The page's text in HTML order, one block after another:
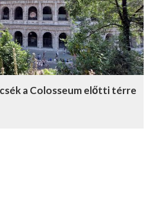
a Colosseum előtti térre